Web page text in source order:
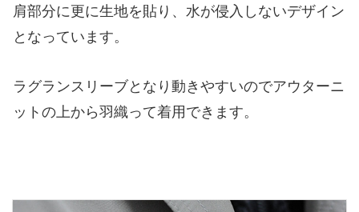
肩部分に更に生地を貼り、水が侵入しないデザイン
となっています。
ラグランスリーブとなり動きやすいのでアウターニ
ットの上から羽織って着用できます。